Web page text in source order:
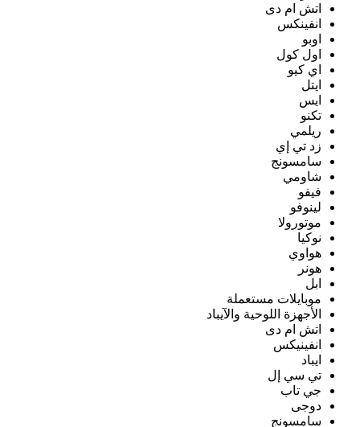
اتش ام دى
انفينكس
اوبو
اول كول
اي كيو
ايتل
ايس
تكنو
ريلمي
زد تي إي
سامسونج
شاومي
فيفو
لينوفو
موتورولا
نوكيا
هواوي
هونر
ابل
موبايلات مستعملة
الأجهزة اللوحية والآيباد
اتش ام دى
انفينيكس
ايباد
تي سي إل
جي تاب
دوجى
سامسونج